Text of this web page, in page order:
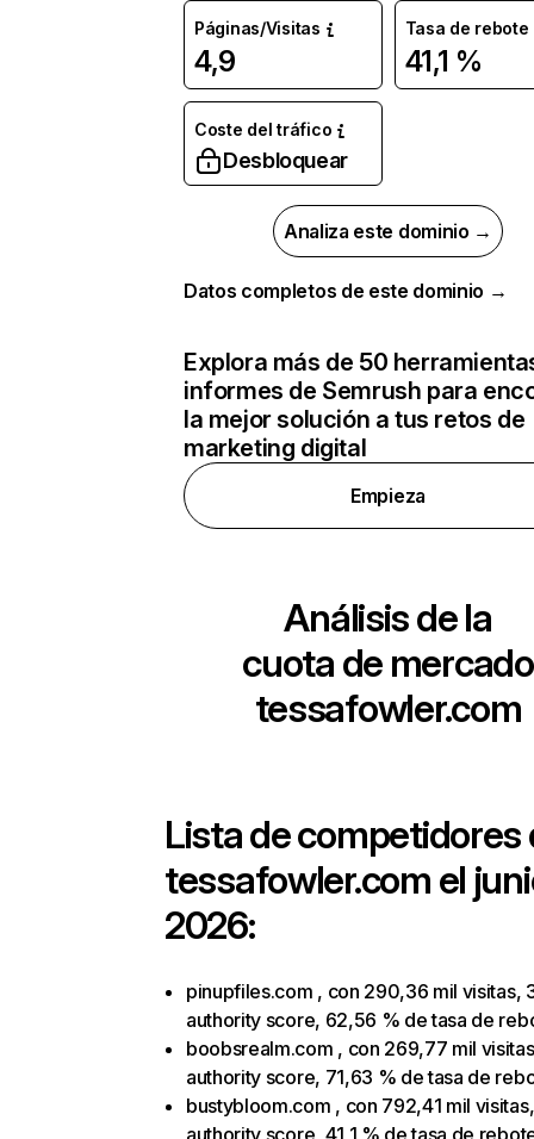
Páginas/Visitas
4,9
Tasa de rebote
41,1 %
Coste del tráfico
Desbloquear
Analiza este dominio →
Datos completos de este dominio →
Explora más de 50
informes de Semrush para
la mejor solución a tus retos de
marketing digital
Empieza
Análisis de la
cuota de mercado
tessafowler.com
Lista de competidores
tessafowler.com el
2026:
pinupfiles.com , con 290,36 mil visitas,
authority score, 62,56 % de tasa de
boobsrealm.com , con 269,77 mil
authority score, 71,63 % de tasa de
bustybloom.com , con 792,41 mil
authority score, 41,1 % de tasa de